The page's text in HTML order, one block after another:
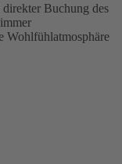
Buchung des
Wohlfühlatmosphäre